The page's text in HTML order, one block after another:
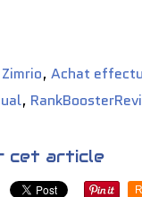
Zimrio, Achat
,
cet article